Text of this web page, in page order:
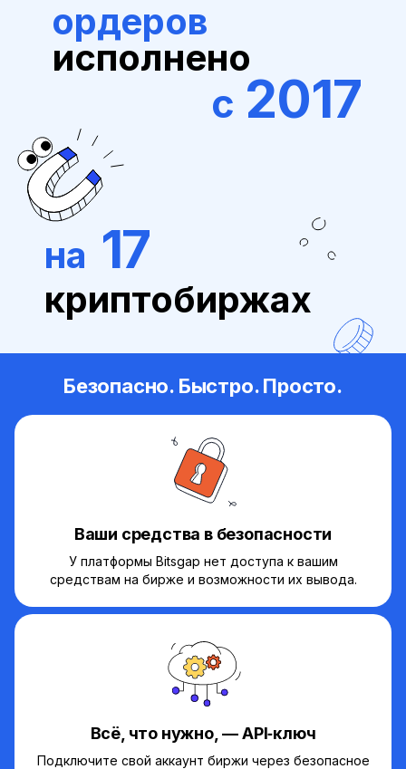
ордеров
исполнено
с 2017
на 17
криптобиржах
Безопасно. Быстро. Просто.
Ваши средства в безопасности
У платформы Bitsgap нет доступа к вашим
средствам на бирже и возможности их вывода.
Всё, что нужно, — API‑ключ
Подключите свой аккаунт биржи через безопасное